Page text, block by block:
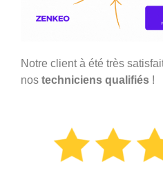
Notre client à été très
nos techniciens qualifiés !